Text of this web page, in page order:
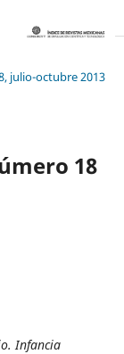
julio-octubre 2013
18
Infancia